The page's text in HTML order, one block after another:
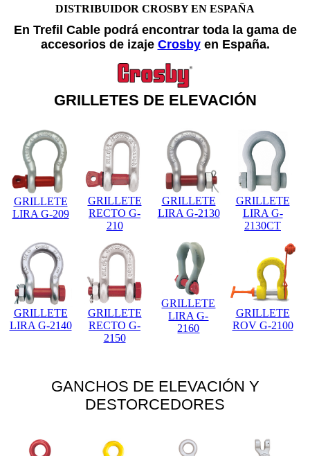
DISTRIBUIDOR CROSBY EN ESPAÑA
En Trefil Cable podrá encontrar toda la gama de
accesorios de izaje Crosbyen España.
GRILLETES DE ELEVACIÓN
GRILLETE
LIRA G-209
GRILLETE
RECTO G-
210
GRILLETE
LIRA G-2130
GRILLETE
LIRA G-
2130CT
GRILLETE
LIRA G-2140
GRILLETE
RECTO G-
2150
GRILLETE
LIRA G-
2160
GRILLETE
ROV G-2100
GANCHOS DE ELEVACIÓN Y
DESTORCEDORES